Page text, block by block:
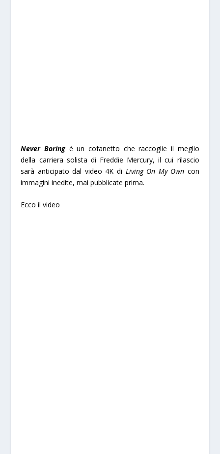
Never Boring è un cofanetto che raccoglie il meglio
della carriera solista di Freddie Mercury, il cui rilascio
sarà anticipato dal video 4K di Living On My Own con
immagini inedite, mai pubblicate prima.
Ecco il video